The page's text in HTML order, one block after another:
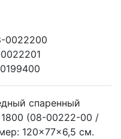
0022200
спаренный
(08-00222-00 /
120×77×6,5 см.